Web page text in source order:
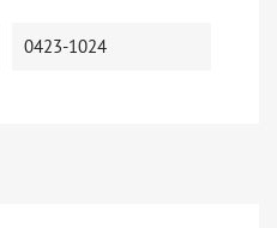
0423-1024